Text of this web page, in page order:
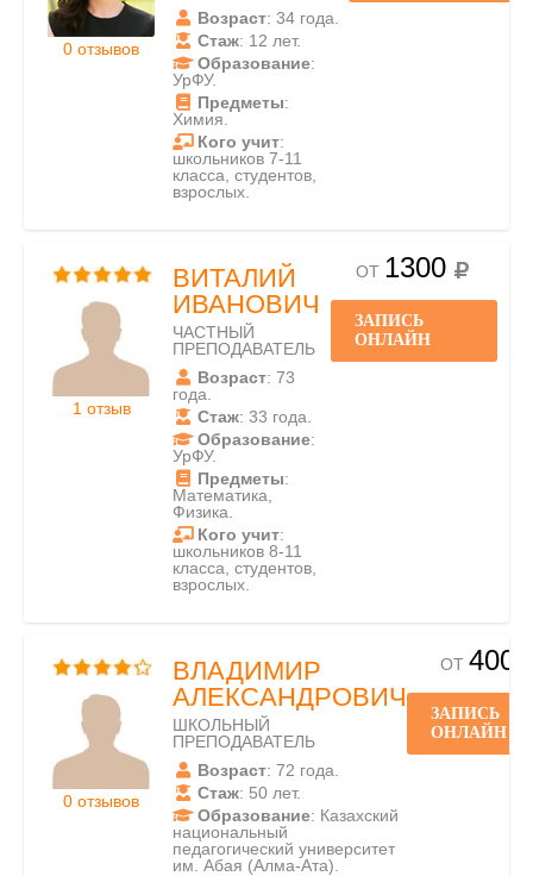
0 отзывов
Возраст: 34 года.
Стаж: 12 лет.
Образование:
УрФУ.
Предметы:
Химия.
Кого учит:
школьников 7-11
класса, студентов,
взрослых.
1 отзыв
ВИТАЛИЙ
ИВАНОВИЧ
ЧАСТНЫЙ
ПРЕПОДАВАТЕЛЬ
Возраст: 73
года.
Стаж: 33 года.
Образование:
УрФУ.
Предметы:
Математика,
Физика.
Кого учит:
школьников 8-11
класса, студентов,
взрослых.
ОТ 1300
ЗАПИСЬ
ОНЛАЙН
0 отзывов
ВЛАДИМИР
АЛЕКСАНДРОВИЧ
ШКОЛЬНЫЙ
ПРЕПОДАВАТЕЛЬ
Возраст: 72 года.
Стаж: 50 лет.
Образование: Казахский
национальный
педагогический университет
им. Абая (Алма-Ата).
ОТ 400
ЗАПИСЬ
ОНЛАЙН